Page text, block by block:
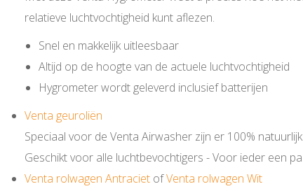
relatieve luchtvochtigheid kunt aflezen.
Snel en makkelijk uitleesbaar
Altijd op de hoogte van de actuele luchtvochtigheid
Hygrometer wordt geleverd inclusief batterijen
Venta geuroliën
Speciaal voor de Venta Airwasher zijn er 100%
Geschikt voor alle luchtbevochtigers - Voor ieder een
Venta rolwagen Antraciet ofVenta rolwagen Wit